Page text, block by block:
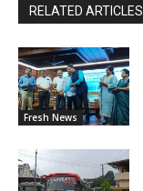
RELATED ARTICLES
Fresh News